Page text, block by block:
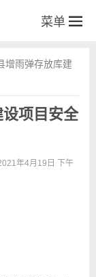
菜单
增雨弹存放库建
项目安全
年4月19日 下午